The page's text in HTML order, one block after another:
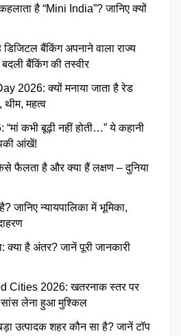
है “Mini India”? जानिए क्यों
डिजिटल बैंकिंग अपनाने वाला राज्य
बैंकिंग की तस्वीर
2026: क्यों मनाया जाता है रेड
थीम, महत्व
कभी बूढ़ी नहीं होती…” ये कहानी
आंखें!
फैलता है और क्या हैं लक्षण – दुनिया
जानिए न्यायपालिका में भूमिका,
क्या है अंतर? जानें पूरी जानकारी
Cities 2026: खतरनाक स्तर पर
सांस लेना हुआ मुश्किल
उत्पादक शहर कौन सा है? जानें टॉप